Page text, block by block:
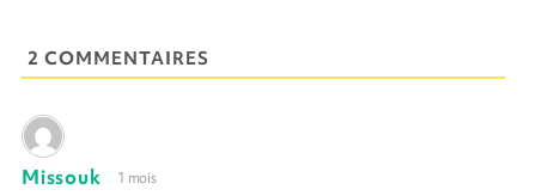
2 COMMENTAIRES
Missouk 1 mois